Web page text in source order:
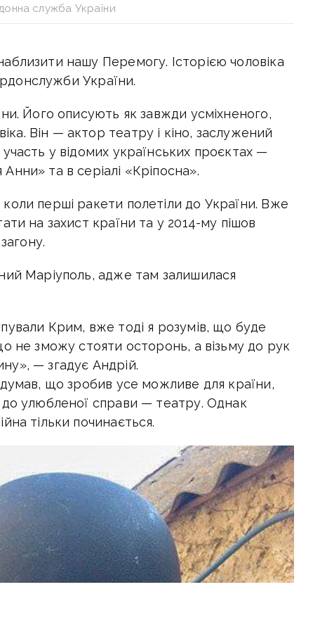
служба України
нашу Перемогу. Історією чоловіка
України.
Його описують як завжди усміхненого,
Він — актор театру і кіно, заслужений
у відомих українських проєктах —
та в серіалі «Кріпосна».
перші ракети полетіли до України. Вже
на захист країни та у 2014-му пішов
Маріуполь, адже там залишилася
Крим, вже тоді я розумів, що буде
не зможу стояти осторонь, а візьму до рук
— згадує Андрій.
що зробив усе можливе для країни,
до улюбленої справи — театру. Однак
тільки починається.